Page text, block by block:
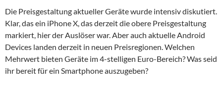
Die Preisgestaltung aktueller Geräte wurde intensiv diskutiert.
Klar, das ein iPhone X, das derzeit die obere Preisgestaltung
markiert, hier der Auslöser war. Aber auch aktuelle Android
Devices landen derzeit in neuen Preisregionen. Welchen
Mehrwert bieten Geräte im 4-stelligen Euro-Bereich? Was seid
ihr bereit für ein Smartphone auszugeben?